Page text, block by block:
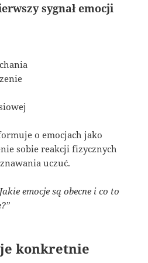
sygnał emocji
o emocjach jako
sobie reakcji fizycznych
uczuć.
emocje są obecne i co to
konkretnie